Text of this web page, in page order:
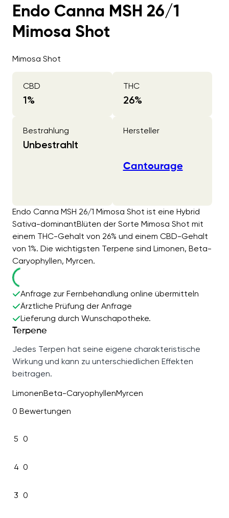
Endo Canna MSH 26/1
Mimosa Shot
Mimosa Shot
CBD
1%
THC
26%
Bestrahlung
Unbestrahlt
Hersteller
Cantourage
Endo Canna MSH 26/1 Mimosa Shot ist eine Hybrid
Sativa-dominantBlüten der Sorte Mimosa Shot mit
einem THC-Gehalt von 26% und einem CBD-Gehalt
von 1%. Die wichtigsten Terpene sind Limonen, Beta-
Caryophyllen, Myrcen.
Anfrage zur Fernbehandlung online übermitteln
Ärztliche Prüfung der Anfrage
Lieferung durch Wunschapotheke.
Terpene
Jedes Terpen hat seine eigene charakteristische
Wirkung und kann zu unterschiedlichen Effekten
beitragen.
LimonenBeta-CaryophyllenMyrcen
0 Bewertungen
5 0
4 0
3 0